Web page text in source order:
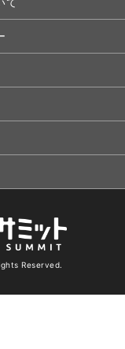
Reserved.